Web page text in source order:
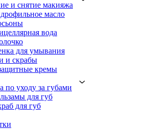
и снятие макияжа
масло
вода
для умывания
и скрабы
кремы
по уходу за губами
для губ
для губ